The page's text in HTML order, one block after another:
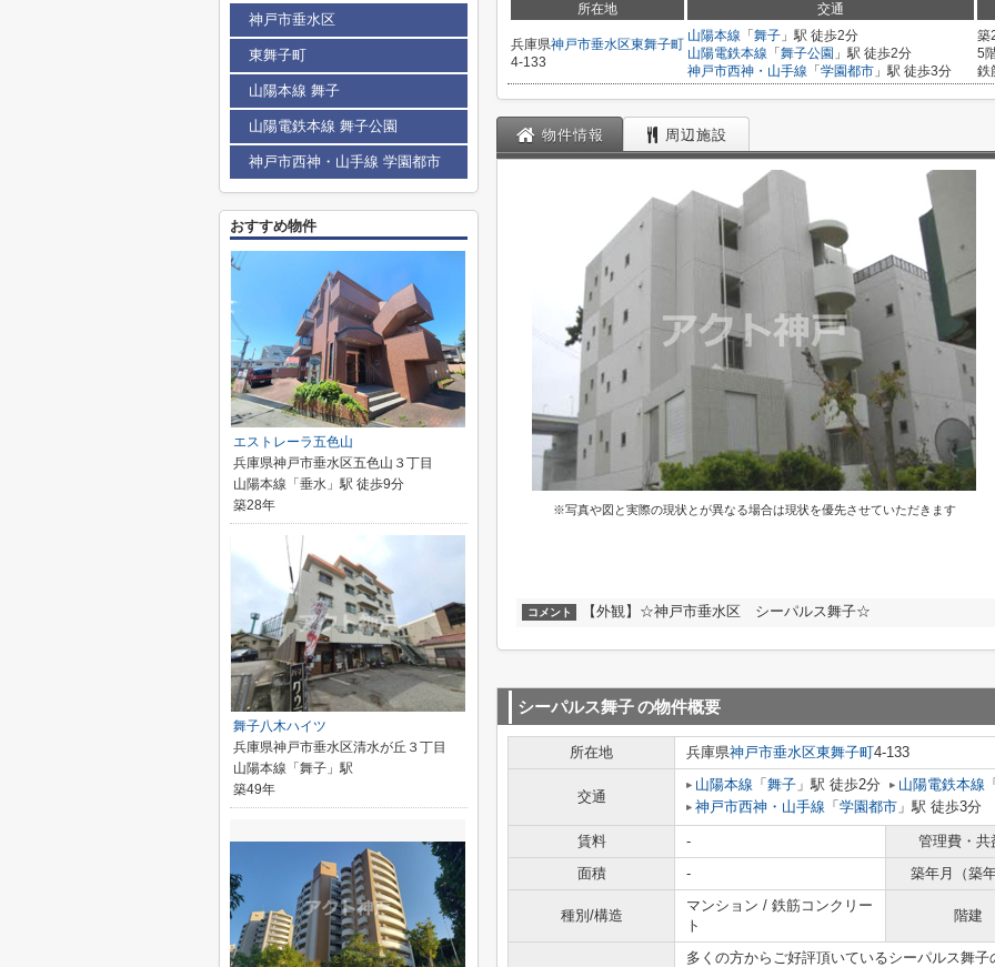
所在地 交通
兵庫県神戸市垂水区東舞子町
4-133
山陽本線 「 舞子 」駅 徒歩2分
山陽電鉄本線 「 舞子公園 」駅 徒歩2分
神戸市西神・山手線 「 学園都市 」駅 徒歩3分
築
5
鉄
物件情報 周辺施設
※写真や図と実際の現状とが異なる場合は現状を優先させていただきます
コメント 【外観】☆神戸市垂水区 シーパルス舞子☆
シーパルス舞子の物件概要
所在地 兵庫県神戸市垂水区東舞子町4-133
交通
山陽本線 「 舞子 」駅 徒歩2分 山陽電鉄本線
神戸市西神・山手線 「 学園都市 」駅 徒歩3分
賃料 -
管理費・共
面積
- 築年月（築
種別/構造
マンション / 鉄筋コンクリー
ト
階建
多くの方からご好評頂いているシーパルス舞
神戸市垂水区
東舞子町
山陽本線 舞子
山陽電鉄本線 舞子公園
神戸市西神・山手線 学園都市
おすすめ物件
エストレーラ五色山
兵庫県神戸市垂水区五色山３丁目
山陽本線「垂水」駅 徒歩9分
築28年
舞子八木ハイツ
兵庫県神戸市垂水区清水が丘３丁目
山陽本線「舞子」駅
築49年